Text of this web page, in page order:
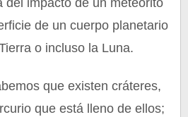
del impacto de un meteorito
de un cuerpo planetario
o incluso la Luna.
que existen cráteres,
que está lleno de ellos;